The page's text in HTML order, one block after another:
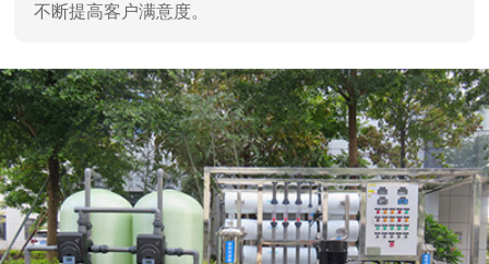
不断提高客户满意度。